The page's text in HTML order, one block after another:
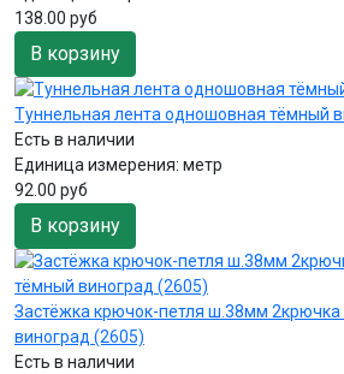
138.00 руб
В корзину
Туннельная лента одношовная тёмный
Есть в наличии
Единица измерения: метр
92.00 руб
В корзину
Застёжка крючок-петля ш.38мм
виноград (2605)
Есть в наличии